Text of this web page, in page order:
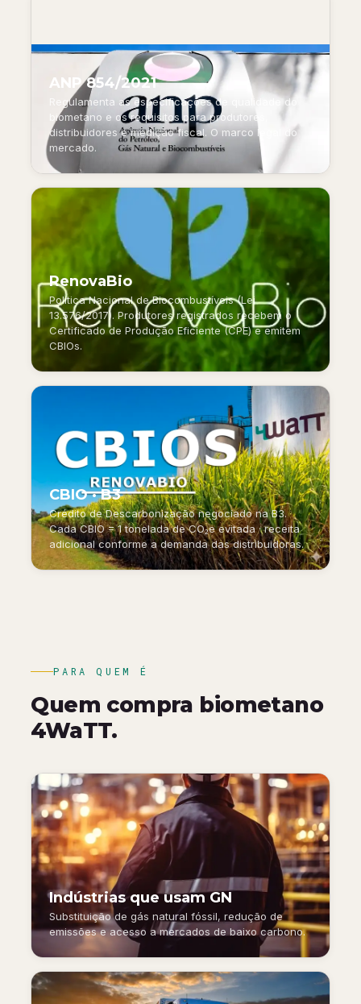
ANP 854/2021
Regulamenta as especificações de qualidade do
biometano e os requisitos para produtores,
distribuidores e medição fiscal. O marco legal do
mercado.
RenovaBio
Política Nacional de Biocombustíveis (Lei
13.576/2017). Produtores registrados recebem o
Certificado de Produção Eficiente (CPE) e emitem
CBIOs.
CBIO · B3
Crédito de Descarbonização negociado na B3.
Cada CBIO = 1 tonelada de CO₂e evitada · receita
adicional conforme a demanda das distribuidoras.
PARA QUEM É
Quem compra biometano
4WaTT.
Indústrias que usam GN
Substituição de gás natural fóssil, redução de
emissões e acesso a mercados de baixo carbono.